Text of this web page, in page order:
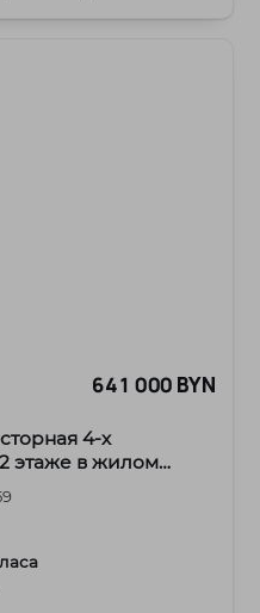
641 000 BYN
4-х
этаже в жилом